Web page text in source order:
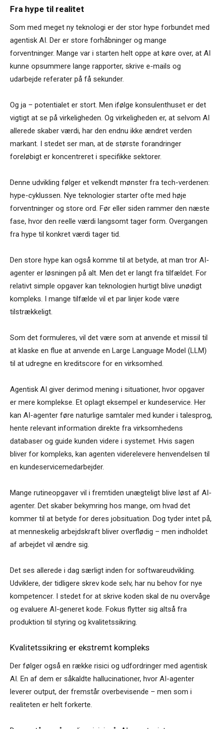
Fra hype til realitet
Som med meget ny teknologi er der stor hype forbundet med
agentisk AI. Der er store forhåbninger og mange
forventninger. Mange var i starten helt oppe at køre over, at AI
kunne opsummere lange rapporter, skrive e-mails og
udarbejde referater på få sekunder.
Og ja – potentialet er stort. Men ifølge konsulenthuset er det
vigtigt at se på virkeligheden. Og virkeligheden er, at selvom AI
allerede skaber værdi, har den endnu ikke ændret verden
markant. I stedet ser man, at de største forandringer
foreløbigt er koncentreret i specifikke sektorer.
Denne udvikling følger et velkendt mønster fra tech-verdenen:
hype-cyklussen. Nye teknologier starter ofte med høje
forventninger og store ord. Før eller siden rammer den næste
fase, hvor den reelle værdi langsomt tager form. Overgangen
fra hype til konkret værdi tager tid.
Den store hype kan også komme til at betyde, at man tror AI-
agenter er løsningen på alt. Men det er langt fra tilfældet. For
relativt simple opgaver kan teknologien hurtigt blive unødigt
kompleks. I mange tilfælde vil et par linjer kode være
tilstrækkeligt.
Som det formuleres, vil det være som at anvende et missil til
at klaske en flue at anvende en Large Language Model (LLM)
til at udregne en kreditscore for en virksomhed.
Agentisk AI giver derimod mening i situationer, hvor opgaver
er mere komplekse. Et oplagt eksempel er kundeservice. Her
kan AI-agenter føre naturlige samtaler med kunder i talesprog,
hente relevant information direkte fra virksomhedens
databaser og guide kunden videre i systemet. Hvis sagen
bliver for kompleks, kan agenten viderelevere henvendelsen til
en kundeservicemedarbejder.
Mange rutineopgaver vil i fremtiden unægteligt blive løst af AI-
agenter. Det skaber bekymring hos mange, om hvad det
kommer til at betyde for deres jobsituation. Dog tyder intet på,
at menneskelig arbejdskraft bliver overflødig – men indholdet
af arbejdet vil ændre sig.
Det ses allerede i dag særligt inden for softwareudvikling.
Udviklere, der tidligere skrev kode selv, har nu behov for nye
kompetencer. I stedet for at skrive koden skal de nu overvåge
og evaluere AI-generet kode. Fokus flytter sig altså fra
produktion til styring og kvalitetssikring.
Kvalitetssikring er ekstremt kompleks
Der følger også en række risici og udfordringer med agentisk
AI. En af dem er såkaldte hallucinationer, hvor AI-agenter
leverer output, der fremstår overbevisende – men som i
realiteten er helt forkerte.